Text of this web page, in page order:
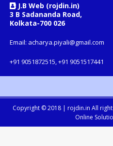
J.B Web (rojdin.in)
3 B Sadananda Road,
Kolkata-700 026
Email: acharya.piyali@gmail.com
+91 9051872515, +91 9051517441
Copyright © 2018 | rojdin.in All
Online